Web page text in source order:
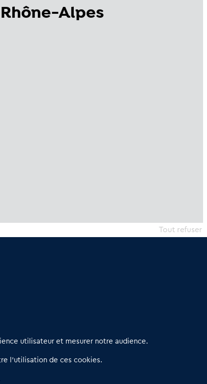
Alpes
: Un partenariat au service du commerce de
utilisateur et mesurer notre audience.
l’utilisation de ces cookies.
Tout refuser